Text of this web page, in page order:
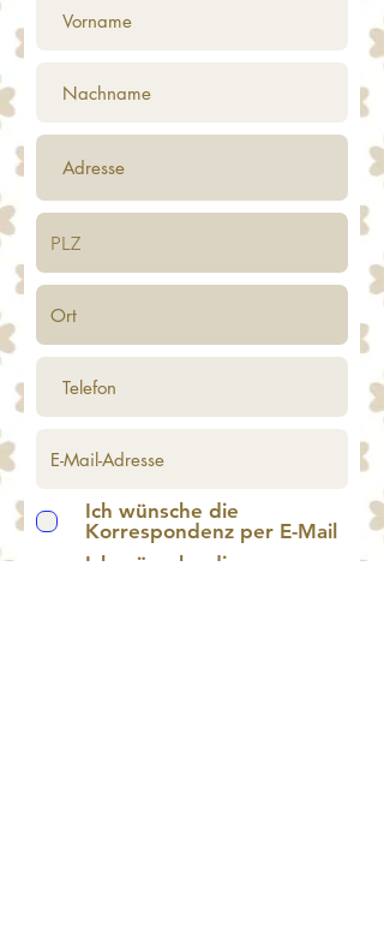
Ich wünsche die
Korrespondenz per E-Mail
Ich wünsche die